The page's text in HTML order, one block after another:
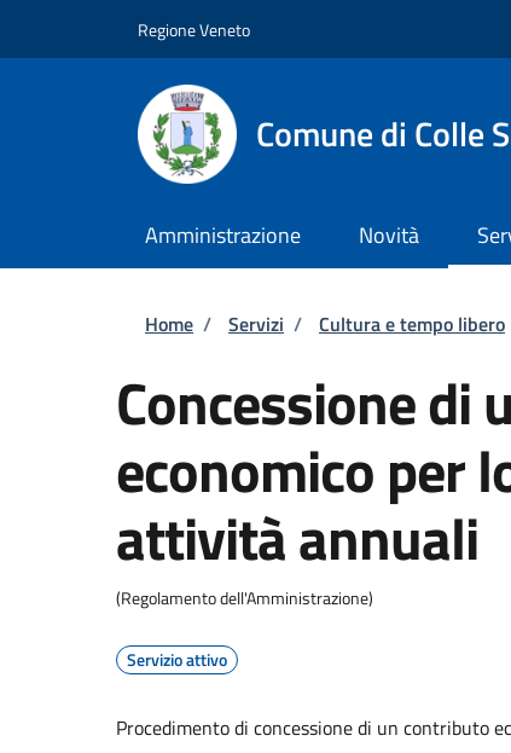
Regione Veneto
Comune di Colle
Amministrazione Novità
Briciole di pane
Home / Servizi / Cultura e tempo libero
Concessione di
economico per
attività annuali
(Regolamento dell'Amministrazione)
Servizio attivo
Procedimento di concessione di un contributo